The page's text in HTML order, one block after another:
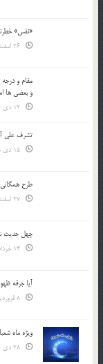
«نفس»
و بعضي ها
تشرف علي
طرح
چهل حدیث
آیا جرقه
ویژه ماه